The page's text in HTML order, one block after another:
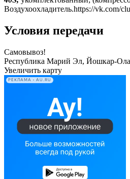
Воздухоохладитель.https://vk.com/
Условия передачи
Самовывоз!
Республика Марий Эл, Йошкар-Ола
Увеличить карту
РЕКЛАМА • AU.RU